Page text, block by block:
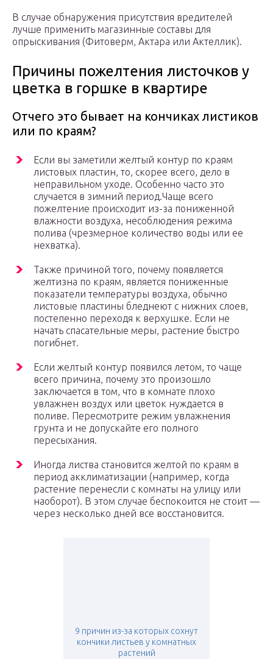
В случае обнаружения присутствия вредителей
лучше применить магазинные составы для
опрыскивания (Фитоверм, Актара или Актеллик).
Причины пожелтения листочков у
цветка в горшке в квартире
Отчего это бывает на кончиках листиков
или по краям?
Если вы заметили желтый контур по краям
листовых пластин, то, скорее всего, дело в
неправильном уходе. Особенно часто это
случается в зимний период.Чаще всего
пожелтение происходит из-за пониженной
влажности воздуха, несоблюдения режима
полива (чрезмерное количество воды или ее
нехватка).
Также причиной того, почему появляется
желтизна по краям, является пониженные
показатели температуры воздуха, обычно
листовые пластины бледнеют с нижних слоев,
постепенно переходя к верхушке. Если не
начать спасательные меры, растение быстро
погибнет.
Если желтый контур появился летом, то чаще
всего причина, почему это произошло
заключается в том, что в комнате плохо
увлажнен воздух или цветок нуждается в
поливе. Пересмотрите режим увлажнения
грунта и не допускайте его полного
пересыхания.
Иногда листва становится желтой по краям в
период акклиматизации (например, когда
растение перенесли с комнаты на улицу или
наоборот). В этом случае беспокоится не стоит —
через несколько дней все восстановится.
9 причин из-за которых сохнут
кончики листьев у комнатных
растений